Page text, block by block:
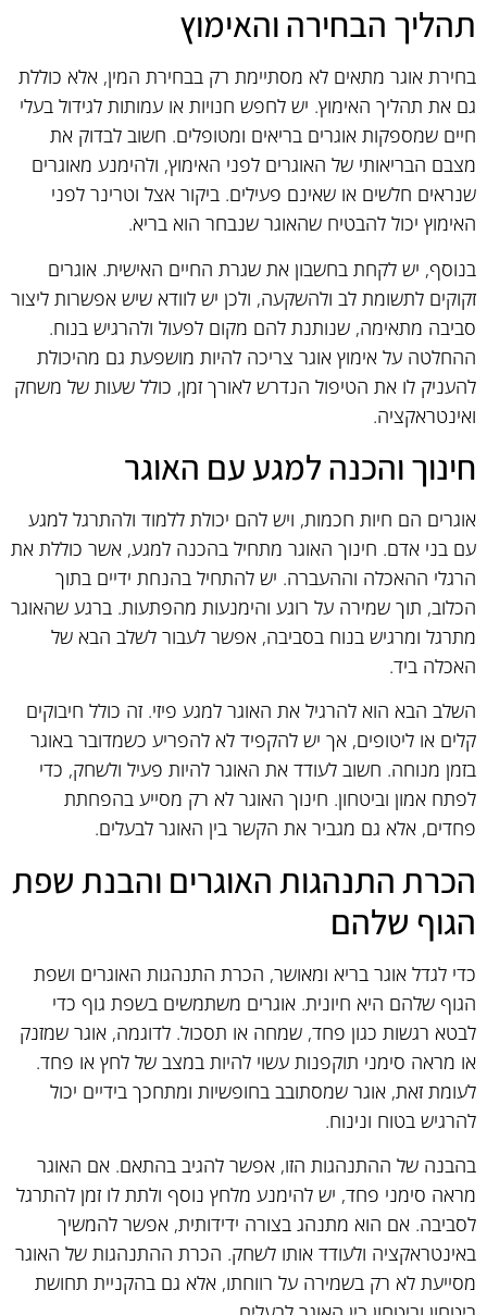
תהליך הבחירה והאימוץ
בחירת אוגר מתאים לא מסתיימת רק בבחירת המין, אלא כוללת
גם את תהליך האימוץ. יש לחפש חנויות או עמותות לגידול בעלי
חיים שמספקות אוגרים בריאים ומטופלים. חשוב לבדוק את
מצבם הבריאותי של האוגרים לפני האימוץ, ולהימנע מאוגרים
שנראים חלשים או שאינם פעילים. ביקור אצל וטרינר לפני
האימוץ יכול להבטיח שהאוגר שנבחר הוא בריא.
בנוסף, יש לקחת בחשבון את שגרת החיים האישית. אוגרים
זקוקים לתשומת לב ולהשקעה, ולכן יש לוודא שיש אפשרות ליצור
סביבה מתאימה, שנותנת להם מקום לפעול ולהרגיש בנוח.
ההחלטה על אימוץ אוגר צריכה להיות מושפעת גם מהיכולת
להעניק לו את הטיפול הנדרש לאורך זמן, כולל שעות של משחק
ואינטראקציה.
חינוך והכנה למגע עם האוגר
אוגרים הם חיות חכמות, ויש להם יכולת ללמוד ולהתרגל למגע
עם בני אדם. חינוך האוגר מתחיל בהכנה למגע, אשר כוללת את
הרגלי ההאכלה וההעברה. יש להתחיל בהנחת ידיים בתוך
הכלוב, תוך שמירה על רוגע והימנעות מהפתעות. ברגע שהאוגר
מתרגל ומרגיש בנוח בסביבה, אפשר לעבור לשלב הבא של
האכלה ביד.
השלב הבא הוא להרגיל את האוגר למגע פיזי. זה כולל חיבוקים
קלים או ליטופים, אך יש להקפיד לא להפריע כשמדובר באוגר
בזמן מנוחה. חשוב לעודד את האוגר להיות פעיל ולשחק, כדי
לפתח אמון וביטחון. חינוך האוגר לא רק מסייע בהפחתת
פחדים, אלא גם מגביר את הקשר בין האוגר לבעלים.
הכרת התנהגות האוגרים והבנת שפת
הגוף שלהם
כדי לגדל אוגר בריא ומאושר, הכרת התנהגות האוגרים ושפת
הגוף שלהם היא חיונית. אוגרים משתמשים בשפת גוף כדי
לבטא רגשות כגון פחד, שמחה או תסכול. לדוגמה, אוגר שמזנק
או מראה סימני תוקפנות עשוי להיות במצב של לחץ או פחד.
לעומת זאת, אוגר שמסתובב בחופשיות ומתחכך בידיים יכול
להרגיש בטוח ונינוח.
בהבנה של ההתנהגות הזו, אפשר להגיב בהתאם. אם האוגר
מראה סימני פחד, יש להימנע מלחץ נוסף ולתת לו זמן להתרגל
לסביבה. אם הוא מתנהג בצורה ידידותית, אפשר להמשיך
באינטראקציה ולעודד אותו לשחק. הכרת ההתנהגות של האוגר
מסייעת לא רק בשמירה על רווחתו, אלא גם בהקניית תחושת